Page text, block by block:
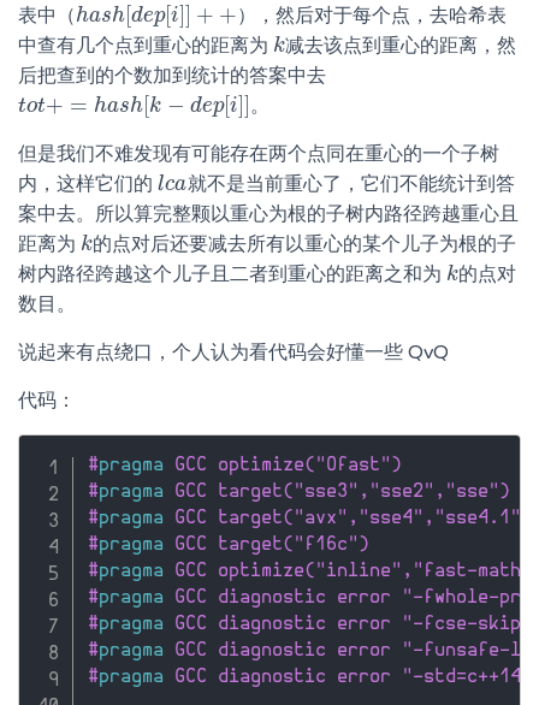
表中（hash[dep[i]] + +
hash[ dep[ i] ++
），然后对于每个点，去哈希表
中查有几个点到重心的距离为 k
k减去该点到重心的距离，然
后把查到的个数加到统计的答案中去
tot+ = hash[k − dep[i]]
tot+= ha sh[k− de p[ i]]
。
但是我们不难发现有可能存在两个点同在重心的一个子树
内，这样它们的 lca
lca 就不是当前重心了，它们不能统计到答
案中去。所以算完整颗以重心为根的子树内路径跨越重心且
距离为 k
k的点对后还要减去所有以重心的某个儿子为根的子
树内路径跨越这个儿子且二者到重心的距离之和为 k
k的点对
数目。
说起来有点绕口，个人认为看代码会好懂一些 QvQ
代码：
#pragma GCC optimize("Ofast")
#pragma GCC target("sse3","sse2","sse")
#pragma GCC
#pragma GCC target("f16c")
#pragma GCC optimize("inline","fast-
#pragma GCC diagnostic error "-fwhole-
#pragma GCC diagnostic error "-fcse-skip-
#pragma GCC diagnostic error "-funsafe-
#pragma GCC diagnostic error "-std=c++14"